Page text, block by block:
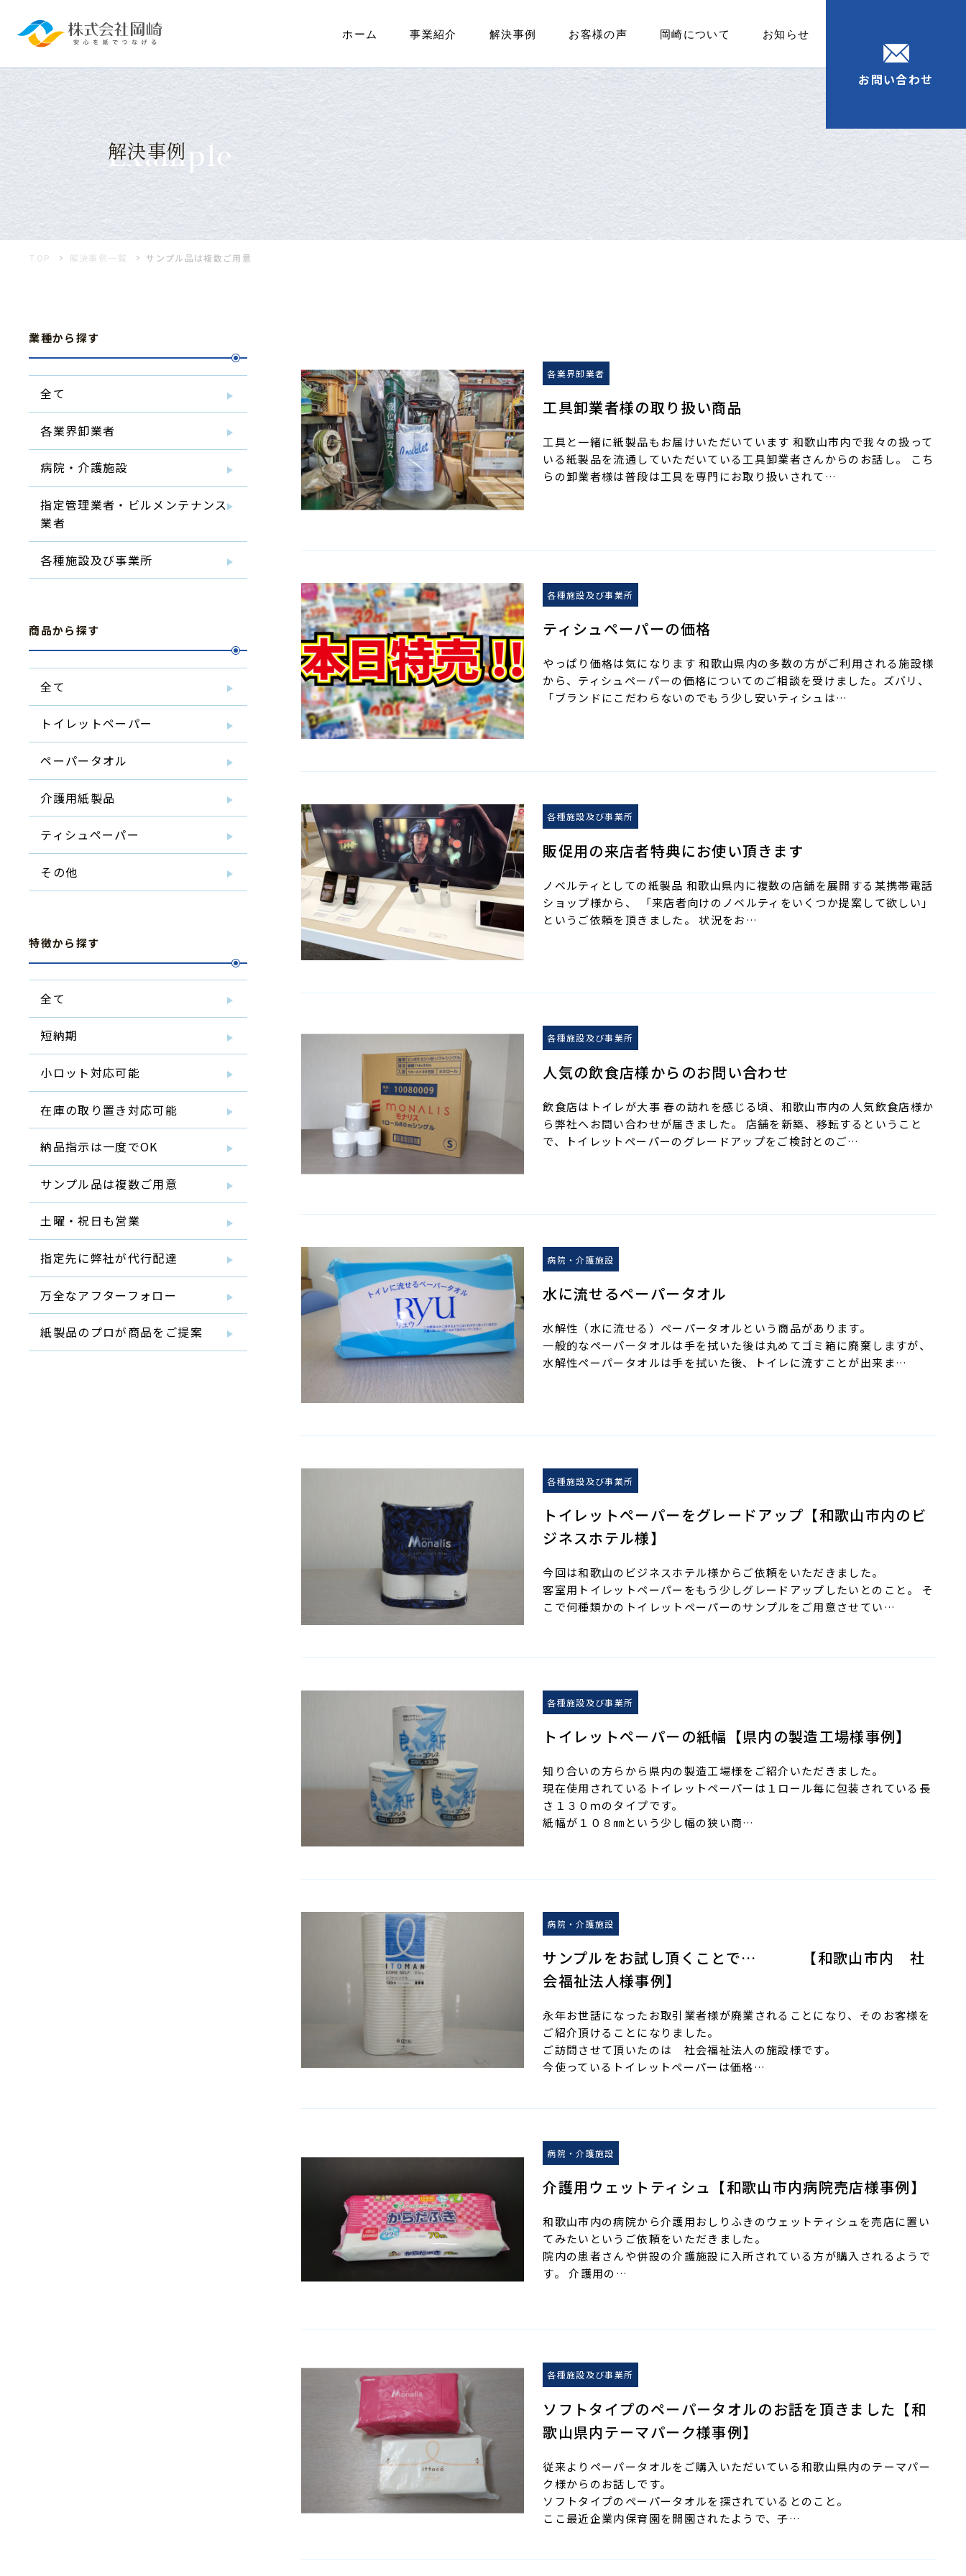
ホーム 事業紹介 解決事例 お客様の声 岡崎について お知らせ
お問い合わせ
Example
解決事例
TOP 解決事例一覧 サンプル品は複数ご用意
各業界卸業者
工具卸業者様の取り扱い商品
工具と一緒に紙製品もお届けいただいています 和歌山市内で我々の扱って
いる紙製品を流通していただいている工具卸業者さんからのお話し。 こち
らの卸業者様は普段は工具を専門にお取り扱いされて…
各種施設及び事業所
ティシュペーパーの価格
やっぱり価格は気になります 和歌山県内の多数の方がご利用される施設様
から、ティシュペーパーの価格についてのご相談を受けました。ズバリ、
「ブランドにこだわらないのでもう少し安いティシュは…
各種施設及び事業所
販促用の来店者特典にお使い頂きます
ノベルティとしての紙製品 和歌山県内に複数の店舗を展開する某携帯電話
ショップ様から、 「来店者向けのノベルティをいくつか提案して欲しい」
というご依頼を頂きました。 状況をお…
各種施設及び事業所
人気の飲食店様からのお問い合わせ
飲食店はトイレが大事 春の訪れを感じる頃、和歌山市内の人気飲食店様か
ら弊社へお問い合わせが届きました。 店舗を新築、移転するということ
で、トイレットペーパーのグレードアップをご検討とのご…
病院・介護施設
水に流せるペーパータオル
水解性（水に流せる）ペーパータオルという商品があります。
一般的なペーパータオルは手を拭いた後は丸めてゴミ箱に廃棄しますが、
水解性ペーパータオルは手を拭いた後、トイレに流すことが出来ま…
各種施設及び事業所
トイレットペーパーをグレードアップ【和歌山市内のビ
ジネスホテル様】
今回は和歌山のビジネスホテル様からご依頼をいただきました。
客室用トイレットペーパーをもう少しグレードアップしたいとのこと。 そ
こで何種類かのトイレットペーパーのサンプルをご用意させてい…
各種施設及び事業所
トイレットペーパーの紙幅【県内の製造工場様事例】
知り合いの方らから県内の製造工場様をご紹介いただきました。
現在使用されているトイレットペーパーは１ロール毎に包装されている長
さ１３０ｍのタイプです。
紙幅が１０８㎜という少し幅の狭い商…
病院・介護施設
サンプルをお試し頂くことで… 【和歌山市内 社
会福祉法人様事例】
永年お世話になったお取引業者様が廃業されることになり、そのお客様を
ご紹介頂けることになりました。
ご訪問させて頂いたのは 社会福祉法人の施設様です。
今使っているトイレットペーパーは価格…
病院・介護施設
介護用ウェットティシュ【和歌山市内病院売店様事例】
和歌山市内の病院から介護用おしりふきのウェットティシュを売店に置い
てみたいというご依頼をいただきました。
院内の患者さんや併設の介護施設に入所されている方が購入されるようで
す。 介護用の…
各種施設及び事業所
ソフトタイプのペーパータオルのお話を頂きました【和
歌山県内テーマパーク様事例】
従来よりペーパータオルをご購入いただいている和歌山県内のテーマパー
ク様からのお話しです。
ソフトタイプのペーパータオルを探されているとのこと。
ここ最近企業内保育園を開園されたようで、子…
業種から探す
全て
各業界卸業者
病院・介護施設
指定管理業者・ビルメンテナンス
業者
各種施設及び事業所
商品から探す
全て
トイレットペーパー
ペーパータオル
介護用紙製品
ティシュペーパー
その他
特徴から探す
全て
短納期
小ロット対応可能
在庫の取り置き対応可能
納品指示は一度でOK
サンプル品は複数ご用意
土曜・祝日も営業
指定先に弊社が代行配達
万全なアフターフォロー
紙製品のプロが商品をご提案